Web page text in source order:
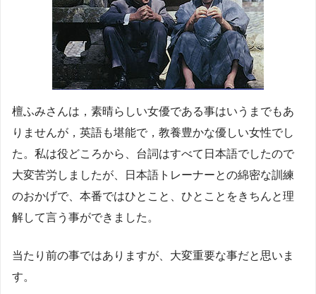
檀ふみさんは，素晴らしい女優である事はいうまでもあ
りませんが，英語も堪能で，教養豊かな優しい女性でし
た。私は役どころから、台詞はすべて日本語でしたので
大変苦労しましたが、日本語トレーナーとの綿密な訓練
のおかげで、本番ではひとこと、ひとことをきちんと理
解して言う事ができました。
当たり前の事ではありますが、大変重要な事だと思いま
す。